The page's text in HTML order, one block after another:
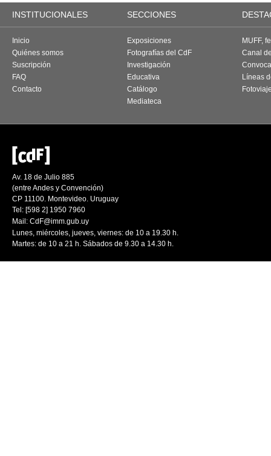
INSTITUCIONALES SECCIONES
Inicio
Quiénes somos
Suscripción
FAQ
Contacto
Exposiciones
Fotografías del CdF
Investigación
Educativa
Catálogo
Mediateca
MUFF,
Canal
Líneas
Av. 18 de Julio 885
(entre Andes y Convención)
CP 11100. Montevideo. Uruguay
Tel: [598 2] 1950 7960
Mail: CdF@imm.gub.uy
Lunes, miércoles, jueves, viernes: de 10 a 19.30 h.
Martes: de 10 a 21 h. Sábados de 9.30 a 14.30 h.